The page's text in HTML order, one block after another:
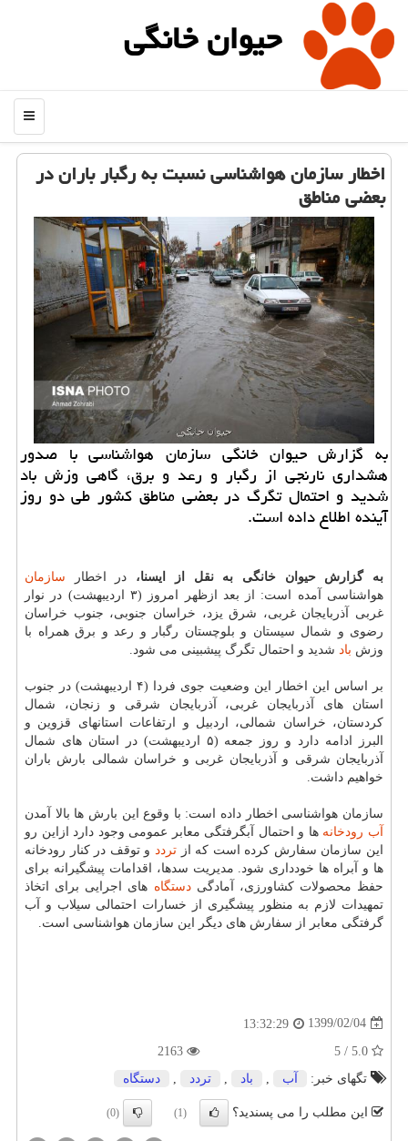
حیوان خانگی
منو
اخطار سازمان هواشناسی نسبت به رگبار باران در
بعضی مناطق
به گزارش حیوان خانگی سازمان هواشناسی با صدور
هشداری نارنجی از رگبار و رعد و برق، گاهی وزش باد
شدید و احتمال تگرگ در بعضی مناطق كشور طی دو روز
آینده اطلاع داده است.
به گزارش حیوان خانگی به نقل از ایسنا، در اخطار سازمان
هواشناسی آمده است: از بعد ازظهر امروز (۳ اردیبهشت) در نوار
غربی آذربایجان غربی، شرق یزد، خراسان جنوبی، جنوب خراسان
رضوی و شمال سیستان و بلوچستان رگبار و رعد و برق همراه با
وزش باد شدید و احتمال تگرگ پیشبینی می شود.
بر اساس این اخطار این وضعیت جوی فردا (۴ اردیبهشت) در جنوب
استان های آذربایجان غربی، آذربایجان شرقی و زنجان، شمال
كردستان، خراسان شمالی، اردبیل و ارتفاعات استانهای قزوین و
البرز ادامه دارد و روز جمعه (۵ اردیبهشت) در استان های شمال
آذربایجان شرقی و آذربایجان غربی و خراسان شمالی بارش باران
خواهیم داشت.
سازمان هواشناسی اخطار داده است: با وقوع این بارش ها بالا آمدن
آب رودخانه ها و احتمال آبگرفتگی معابر عمومی وجود دارد ازاین رو
این سازمان سفارش كرده است كه ازتردد و توقف در كنار رودخانه
ها و آبراه ها خودداری شود. مدیریت سدها، اقدامات پیشگیرانه برای
حفظ محصولات كشاورزی، آمادگیدستگاه های اجرایی برای اتخاذ
تمهیدات لازم به منظور پیشگیری از خسارات احتمالی سیلاب و آب
گرفتگی معابر از سفارش های دیگر این سازمان هواشناسی است.
1399/02/04
13:32:29
تگهای خبر:
آب , باد , تردد , دستگاه
این مطلب را می پسندید؟ (1)
(0)